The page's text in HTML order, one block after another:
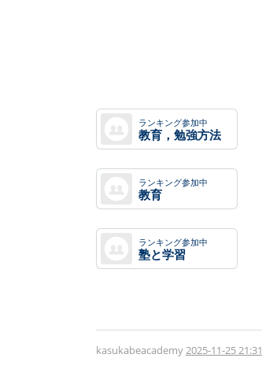
ランキング参加中
教育，勉強方法
ランキング参加中
教育
ランキング参加中
塾と学習
kasukabeacademy2025-11-25 21:31